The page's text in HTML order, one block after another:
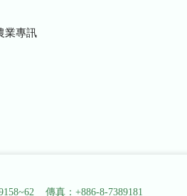
業專訊
傳真：+886-8-7389181